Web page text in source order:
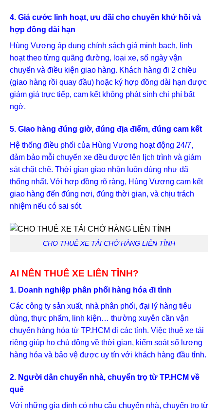
4. Giá cước linh hoạt, ưu đãi cho chuyến khứ hồi và
hợp đồng dài hạn
Hùng Vương áp dụng chính sách giá minh bạch, linh
hoạt theo từng quãng đường, loại xe, số ngày vận
chuyển và điều kiện giao hàng. Khách hàng đi 2 chiều
(giao hàng rồi quay đầu) hoặc ký hợp đồng dài hạn được
giảm giá trực tiếp, cam kết không phát sinh chi phí bất
ngờ.
5. Giao hàng đúng giờ, đúng địa điểm, đúng cam kết
Hệ thống điều phối của Hùng Vương hoạt động 24/7,
đảm bảo mỗi chuyến xe đều được lên lịch trình và giám
sát chặt chẽ. Thời gian giao nhận luôn đúng như đã
thống nhất. Với hợp đồng rõ ràng, Hùng Vương cam kết
giao hàng đến đúng nơi, đúng thời gian, và chịu trách
nhiệm nếu có sai sót.
CHO THUÊ XE TẢI CHỞ HÀNG LIÊN TỈNH
AI NÊN THUÊ XE LIÊN TỈNH?
1. Doanh nghiệp phân phối hàng hóa đi tỉnh
Các công ty sản xuất, nhà phân phối, đại lý hàng tiêu
dùng, thực phẩm, linh kiện… thường xuyên cần vận
chuyển hàng hóa từ TP.HCM đi các tỉnh. Việc thuê xe tải
riêng giúp họ chủ động về thời gian, kiểm soát số lượng
hàng hóa và bảo vệ được uy tín với khách hàng đầu tỉnh.
2. Người dân chuyển nhà, chuyển trọ từ TP.HCM về
quê
Với những gia đình có nhu cầu chuyển nhà, chuyển trọ từ